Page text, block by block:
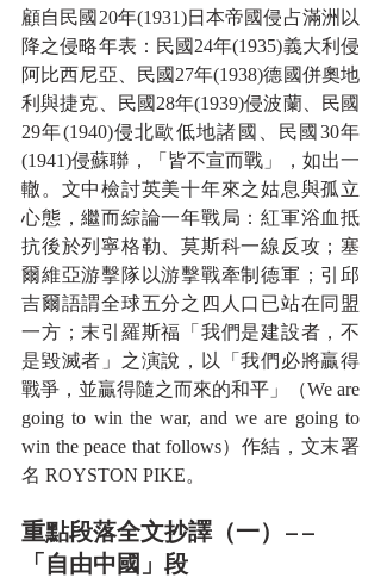
顧自民國20年(1931)日本帝國侵占滿洲以
降之侵略年表：民國24年(1935)義大利侵
阿比西尼亞、民國27年(1938)德國併奧地
利與捷克、民國28年(1939)侵波蘭、民國
29年(1940)侵北歐低地諸國、民國30年
(1941)侵蘇聯，「皆不宣而戰」，如出一
轍。文中檢討英美十年來之姑息與孤立
心態，繼而綜論一年戰局：紅軍浴血抵
抗後於列寧格勒、莫斯科一線反攻；塞
爾維亞游擊隊以游擊戰牽制德軍；引邱
吉爾語謂全球五分之四人口已站在同盟
一方；末引羅斯福「我們是建設者，不
是毀滅者」之演說，以「我們必將贏得
戰爭，並贏得隨之而來的和平」（We are
going to win the war, and we are going to
win the peace that follows）作結，文末署
名 ROYSTON PIKE。
重點段落全文抄譯（一）——
「自由中國」段